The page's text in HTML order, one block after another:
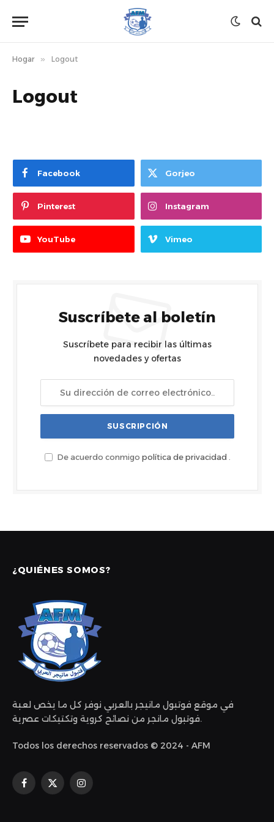
Hogar » Logout
Logout
Facebook Gorjeo
Pinterest Instagram
YouTube Vimeo
Suscríbete al boletín
Suscríbete para recibir las últimas
novedades y ofertas
De acuerdo conmigo política de privacidad .
¿QUIÉNES SOMOS?
في موقع فوتبول مانيجر بالعربي نوفر كل ما يخص لعبة
فوتبول مانجر من نصائح كروية وتكتيكات عصرية.
Todos los derechos reservados © 2024 - AFM
Facebook
X
Instagram